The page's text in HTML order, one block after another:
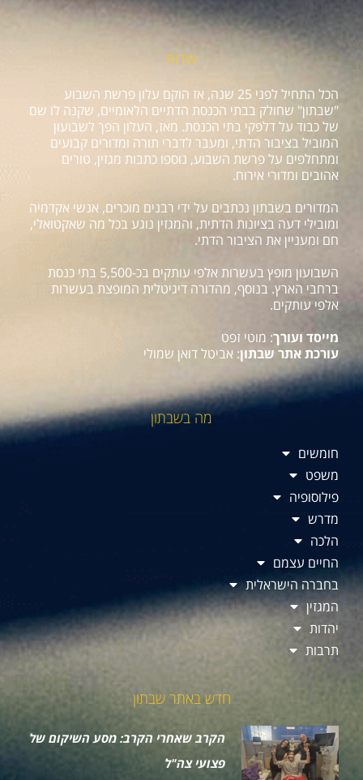
אודות
הכל התחיל לפני 25 שנה, אז הוקם עלון פרשת השבוע
"שבתון" שחולק בבתי הכנסת הדתיים הלאומיים, שקנה לו שם
של כבוד על דלפקי בתי הכנסת. מאז, העלון הפך לשבועון
המוביל בציבור הדתי, ומעבר לדברי תורה ומדורים קבועים
ומתחלפים על פרשת השבוע, נוספו כתבות מגזין, טורים
אהובים ומדורי אירוח.
המדורים בשבתון נכתבים על ידי רבנים מוכרים, אנשי אקדמיה
ומובילי דעה בציונות הדתית, והמגזין נוגע בכל מה שאקטואלי,
חם ומעניין את הציבור הדתי.
השבועון מופץ בעשרות אלפי עותקים בכ-5,500 בתי כנסת
ברחבי הארץ. בנוסף, מהדורה דיגיטלית המופצת בעשרות
אלפי עותקים.
מייסד ועורך: מוטי זפט
עורכת אתר שבתון: אביטל דואן שמולי
מה בשבתון
חומשים
משפט
פילוסופיה
מדרש
הלכה
החיים עצמם
בחברה הישראלית
המגזין
יהדות
תרבות
חדש באתר שבתון
הקרב שאחרי הקרב: מסע השיקום של
פצועי צה"ל